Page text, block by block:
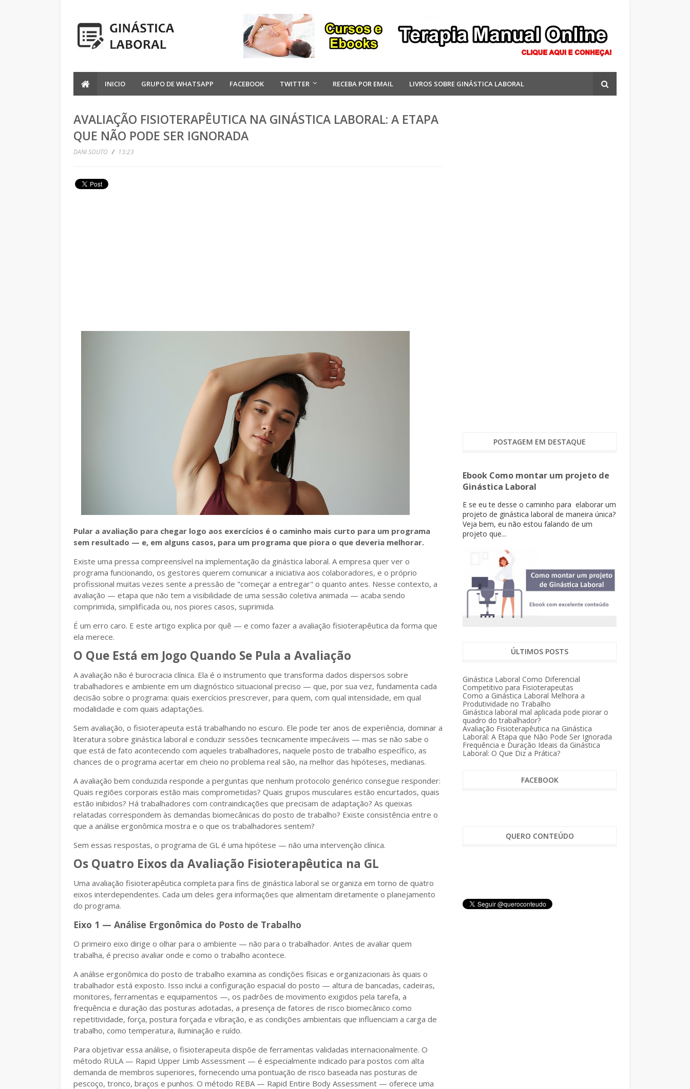
INICIO GRUPO DE WHATSAPP FACEBOOK TWITTER RECEBA POR EMAIL LIVROS SOBRE GINÁSTICA LABORAL
AVALIAÇÃO FISIOTERAPÊUTICA NA GINÁSTICA LABORAL: A ETAPA
QUE NÃO PODE SER IGNORADA
DANI SOUTO / 13:23
Pular a avaliação para chegar logo aos exercícios é o caminho mais curto para um programa
sem resultado — e, em alguns casos, para um programa que piora o que deveria melhorar.
Existe uma pressa compreensível na implementação da ginástica laboral. A empresa quer ver o
programa funcionando, os gestores querem comunicar a iniciativa aos colaboradores, e o próprio
profissional muitas vezes sente a pressão de "começar a entregar" o quanto antes. Nesse contexto, a
avaliação — etapa que não tem a visibilidade de uma sessão coletiva animada — acaba sendo
comprimida, simplificada ou, nos piores casos, suprimida.
É um erro caro. E este artigo explica por quê — e como fazer a avaliação fisioterapêutica da forma que
ela merece.
O Que Está em Jogo Quando Se Pula a Avaliação
A avaliação não é burocracia clínica. Ela é o instrumento que transforma dados dispersos sobre
trabalhadores e ambiente em um diagnóstico situacional preciso — que, por sua vez, fundamenta cada
decisão sobre o programa: quais exercícios prescrever, para quem, com qual intensidade, em qual
modalidade e com quais adaptações.
Sem avaliação, o fisioterapeuta está trabalhando no escuro. Ele pode ter anos de experiência, dominar a
literatura sobre ginástica laboral e conduzir sessões tecnicamente impecáveis — mas se não sabe o
que está de fato acontecendo com aqueles trabalhadores, naquele posto de trabalho específico, as
chances de o programa acertar em cheio no problema real são, na melhor das hipóteses, medianas.
A avaliação bem conduzida responde a perguntas que nenhum protocolo genérico consegue responder:
Quais regiões corporais estão mais comprometidas? Quais grupos musculares estão encurtados, quais
estão inibidos? Há trabalhadores com contraindicações que precisam de adaptação? As queixas
relatadas correspondem às demandas biomecânicas do posto de trabalho? Existe consistência entre o
que a análise ergonômica mostra e o que os trabalhadores sentem?
Sem essas respostas, o programa de GL é uma hipótese — não uma intervenção clínica.
Os Quatro Eixos da Avaliação Fisioterapêutica na GL
Uma avaliação fisioterapêutica completa para fins de ginástica laboral se organiza em torno de quatro
eixos interdependentes. Cada um deles gera informações que alimentam diretamente o planejamento
do programa.
Eixo 1 — Análise Ergonômica do Posto de Trabalho
O primeiro eixo dirige o olhar para o ambiente — não para o trabalhador. Antes de avaliar quem
trabalha, é preciso avaliar onde e como o trabalho acontece.
A análise ergonômica do posto de trabalho examina as condições físicas e organizacionais às quais o
trabalhador está exposto. Isso inclui a configuração espacial do posto — altura de bancadas, cadeiras,
monitores, ferramentas e equipamentos —, os padrões de movimento exigidos pela tarefa, a
frequência e duração das posturas adotadas, a presença de fatores de risco biomecânico como
repetitividade, força, postura forçada e vibração, e as condições ambientais que influenciam a carga de
trabalho, como temperatura, iluminação e ruído.
Para objetivar essa análise, o fisioterapeuta dispõe de ferramentas validadas internacionalmente. O
método RULA — Rapid Upper Limb Assessment — é especialmente indicado para postos com alta
demanda de membros superiores, fornecendo uma pontuação de risco baseada nas posturas de
pescoço, tronco, braços e punhos. O método REBA — Rapid Entire Body Assessment — oferece uma
POSTAGEM EM DESTAQUE
Ebook Como montar um projeto de
Ginástica Laboral
E se eu te desse o caminho para elaborar um
projeto de ginástica laboral de maneira única?
Veja bem, eu não estou falando de um
projeto que...
ÚLTIMOS POSTS
Ginástica Laboral Como Diferencial
Competitivo para Fisioterapeutas
Como a Ginástica Laboral Melhora a
Produtividade no Trabalho
Ginástica laboral mal aplicada pode piorar o
quadro do trabalhador?
Avaliação Fisioterapêutica na Ginástica
Laboral: A Etapa que Não Pode Ser Ignorada
Frequência e Duração Ideais da Ginástica
Laboral: O Que Diz a Prática?
FACEBOOK
QUERO CONTEÚDO